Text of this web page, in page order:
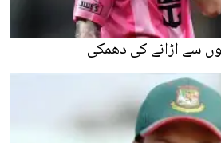
سے اڑانے کی دھمکی